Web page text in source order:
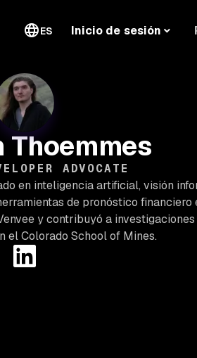
ES Inicio de sesión
Thoemmes
ADVOCATE
en inteligencia artificial, visión
de pronóstico financiero
y contribuyó a
el Colorado School of Mines.